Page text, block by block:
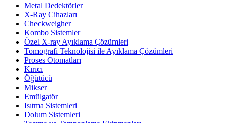
Metal Dedektörler
X-Ray Cihazları
Checkweigher
Kombo Sistemler
Özel X-ray Ayıklama Çözümleri
Tomografi Teknolojisi ile Ayıklama Çözümleri
Proses Otomatları
Kırıcı
Öğütücü
Mikser
Emülgatör
Isıtma Sistemleri
Dolum Sistemleri